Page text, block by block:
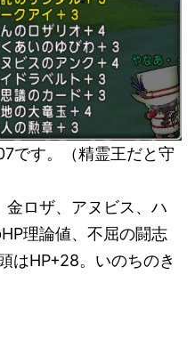
です。（精霊王だと守
金ロザ、アヌビス、ハ
理論値、不屈の闘志
はHP+28。いのちのき